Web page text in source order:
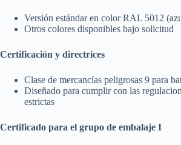
Versión estándar en color RAL 5012
Otros colores disponibles bajo solicitud
Certificación y directrices
Clase de mercancías peligrosas 9 para
Diseñado para cumplir con las
estrictas
Certificado para el grupo de embalaje I